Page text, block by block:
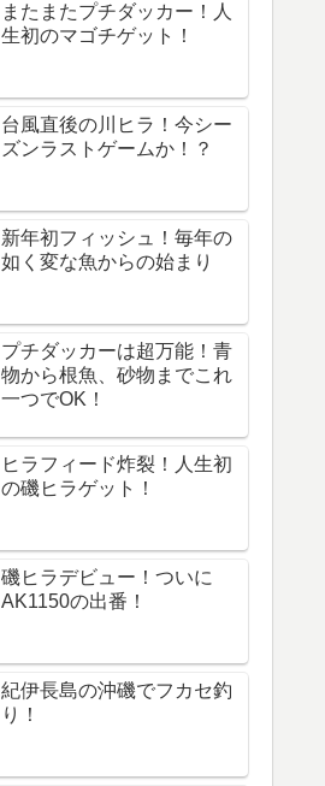
またまたプチダッカー！人
生初のマゴチゲット！
台風直後の川ヒラ！今シー
ズンラストゲームか！？
新年初フィッシュ！毎年の
如く変な魚からの始まり
プチダッカーは超万能！青
物から根魚、砂物までこれ
一つでOK！
ヒラフィード炸裂！人生初
の磯ヒラゲット！
磯ヒラデビュー！ついに
AK1150の出番！
紀伊長島の沖磯でフカセ釣
り！